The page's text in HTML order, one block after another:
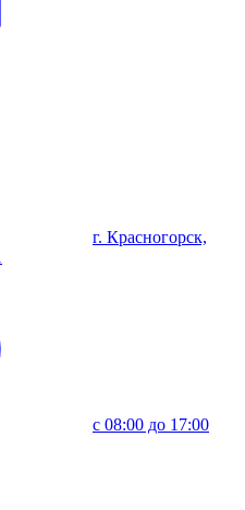
г. Красногорск,
с 08:00 до 17:00